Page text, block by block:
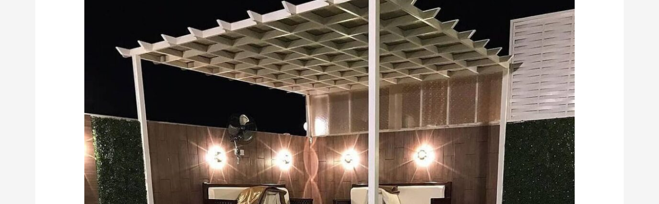
في
الطائف
ومكة:
كيف
تختار
المظلة
المناسبة
بدون
ما
تضيع
فلوسك